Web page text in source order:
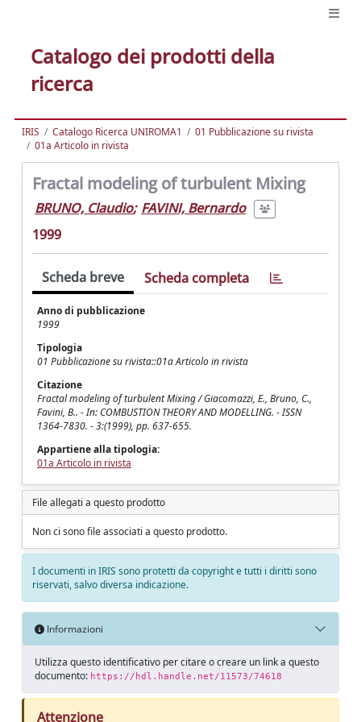
Catalogo dei prodotti della
ricerca
IRIS Catalogo Ricerca UNIROMA1
01 Pubblicazione su rivista
01a Articolo in rivista
Fractal modeling of turbulent Mixing
BRUNO, Claudio; FAVINI, Bernardo
1999
Scheda breve Scheda completa
Anno di pubblicazione
1999
Tipologia
01 Pubblicazione su rivista::01a Articolo in rivista
Citazione
Fractal modeling of turbulent Mixing / Giacomazzi, E., Bruno, C.,
Favini, B.. - In: COMBUSTION THEORY AND MODELLING. - ISSN
1364-7830. - 3:(1999), pp. 637-655.
Appartiene alla tipologia:
01a Articolo in rivista
File allegati a questo prodotto
Non ci sono file associati a questo prodotto.
I documenti in IRIS sono protetti da copyright e tutti i diritti sono
riservati, salvo diversa indicazione.
Informazioni
Utilizza questo identificativo per citare o creare un link a questo
documento: https://hdl.handle.net/11573/74618
Attenzione